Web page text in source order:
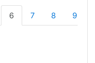
6 7 8 9